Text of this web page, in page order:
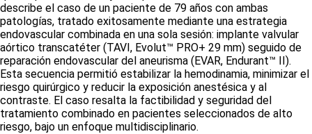
describe el caso de un paciente de 79 años con ambas
patologías, tratado exitosamente mediante una estrategia
endovascular combinada en una sola sesión: implante valvular
aórtico transcatéter (TAVI, Evolut™ PRO+ 29 mm) seguido de
reparación endovascular del aneurisma (EVAR, Endurant™ II).
Esta secuencia permitió estabilizar la hemodinamia, minimizar el
riesgo quirúrgico y reducir la exposición anestésica y al
contraste. El caso resalta la factibilidad y seguridad del
tratamiento combinado en pacientes seleccionados de alto
riesgo, bajo un enfoque multidisciplinario.